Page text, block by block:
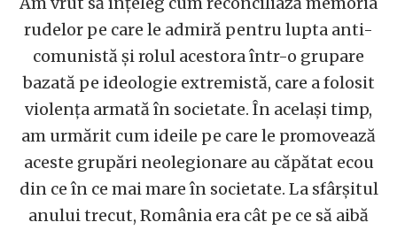
rudelor pe care le admiră pentru lupta anti-
comunistă și rolul acestora într-o grupare
bazată pe ideologie extremistă, care a folosit
violența armată în societate. În același timp,
am urmărit cum ideile pe care le promovează
aceste grupări neolegionare au căpătat ecou
din ce în ce mai mare în societate. La sfârșitul
anului trecut, România era cât pe ce să aibă